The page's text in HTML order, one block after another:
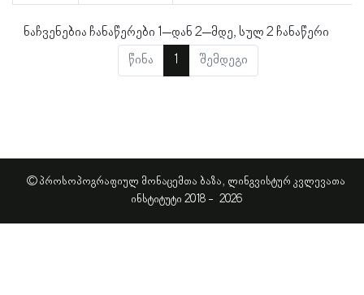
ნაჩვენებია ჩანაწერები 1–დან 2–მდე, სულ 2 ჩანაწერი
წინა
1 შემდეგი
© პროსოპოგრაფიულ მონაცემთა ბაზა, ლინგვისტურ კვლევათა
ინსტიტუტი 2018 - 2026